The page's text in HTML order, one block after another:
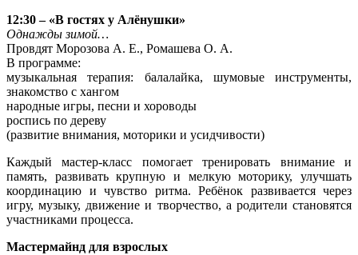
12:30 – «В гостях у Алёнушки»
Однажды зимой…
Провдят Морозова А. Е., Ромашева О. А.
В программе:
музыкальная терапия: балалайка, шумовые инструменты,
знакомство с хангом
народные игры, песни и хороводы
роспись по дереву
(развитие внимания, моторики и усидчивости)
Каждый мастер-класс помогаеттренировать внимание и
память, развивать крупную и мелкую моторику,улучшать
координацию и чувство ритма. Ребёнок развивается через
игру, музыку, движение и творчество, а родители становятся
участниками процесса.
Мастермайнд для взрослых